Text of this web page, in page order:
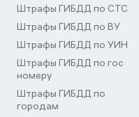
Штрафы ГИБДД по СТС
Штрафы ГИБДД по ВУ
Штрафы ГИБДД по УИН
Штрафы ГИБДД по гос
номеру
Штрафы ГИБДД по
городам